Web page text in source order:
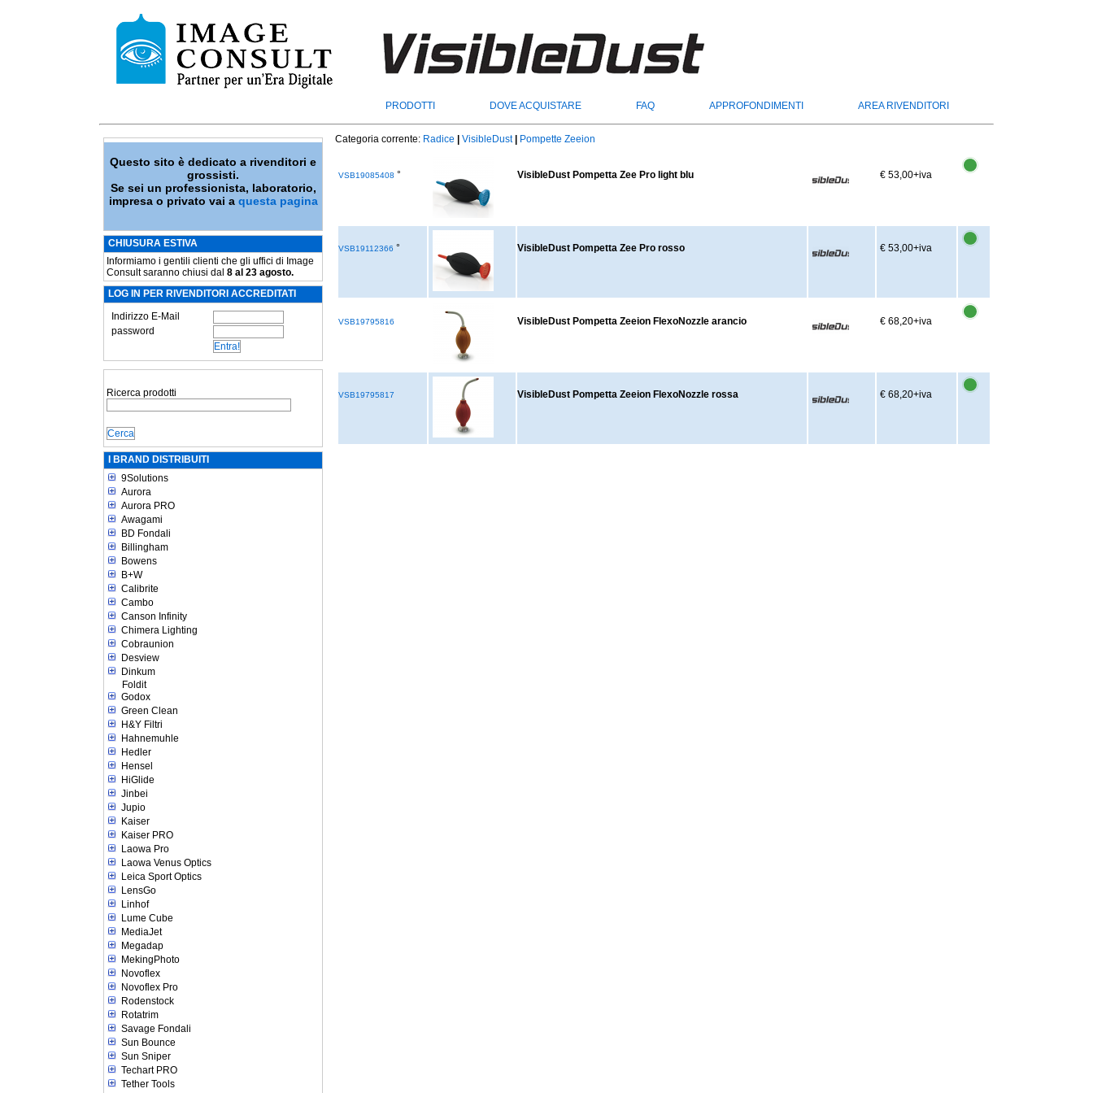
PRODOTTI DOVE ACQUISTARE FAQ APPROFONDIMENTI AREA RIVENDITORI
Questo sito è dedicato a rivenditori e
grossisti.
Se sei un professionista, laboratorio,
impresa o privato vai a questa pagina
CHIUSURA ESTIVA
Informiamo i gentili clienti che gli uffici di Image
Consult saranno chiusi dal 8 al 23 agosto.
LOG IN PER RIVENDITORI ACCREDITATI
Indirizzo E-Mail
password
Ricerca prodotti
I BRAND DISTRIBUITI
9Solutions
Aurora
Aurora PRO
Awagami
BD Fondali
Billingham
Bowens
B+W
Calibrite
Cambo
Canson Infinity
Chimera Lighting
Cobraunion
Desview
Dinkum
Foldit
Godox
Green Clean
H&Y Filtri
Hahnemuhle
Hedler
Hensel
HiGlide
Jinbei
Jupio
Kaiser
Kaiser PRO
Laowa Pro
Laowa Venus Optics
Leica Sport Optics
LensGo
Linhof
Lume Cube
MediaJet
Megadap
MekingPhoto
Novoflex
Novoflex Pro
Rodenstock
Rotatrim
Savage Fondali
Sun Bounce
Sun Sniper
Techart PRO
Tether Tools
Categoria corrente: Radice VisibleDust Pompette Zeeion
VSB19085408 ° VisibleDust Pompetta Zee Pro light blu € 53,00+iva
VSB19112366 ° VisibleDust Pompetta Zee Pro rosso € 53,00+iva
VSB19795816 VisibleDust Pompetta Zeeion FlexoNozzle arancio € 68,20+iva
VSB19795817 VisibleDust Pompetta Zeeion FlexoNozzle rossa € 68,20+iva